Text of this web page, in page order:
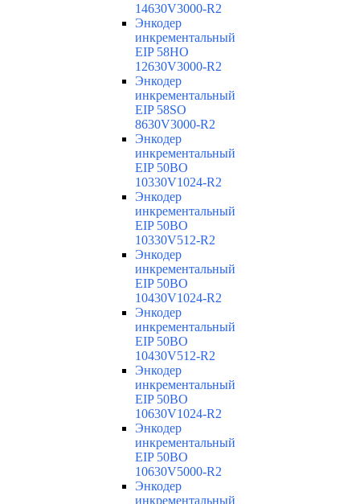
14630V3000-R2
Энкодер
инкрементальный
EIP 58HO
12630V3000-R2
Энкодер
инкрементальный
EIP 58SO
8630V3000-R2
Энкодер
инкрементальный
EIP 50BO
10330V1024-R2
Энкодер
инкрементальный
EIP 50BO
10330V512-R2
Энкодер
инкрементальный
EIP 50BO
10430V1024-R2
Энкодер
инкрементальный
EIP 50BO
10430V512-R2
Энкодер
инкрементальный
EIP 50BO
10630V1024-R2
Энкодер
инкрементальный
EIP 50BO
10630V5000-R2
Энкодер
инкрементальный